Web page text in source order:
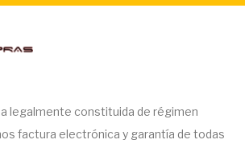
legalmente constituida de régimen
factura electrónica y garantía de todas